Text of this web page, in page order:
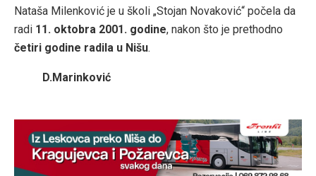
Nataša Milenković je u školi „Stojan Novaković“ počela da
radi 11. oktobra 2001. godine, nakon što je prethodno
četiri godine radila u Nišu.
D.Marinković